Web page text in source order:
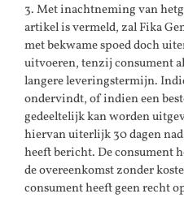
3. Met inachtneming van
artikel is vermeld, zal Fika
met bekwame spoed doch
uitvoeren, tenzij consument
langere leveringstermijn.
ondervindt, of indien een
gedeeltelijk kan worden
hiervan uiterlijk 30 dagen
heeft bericht. De consument
de overeenkomst zonder
consument heeft geen recht